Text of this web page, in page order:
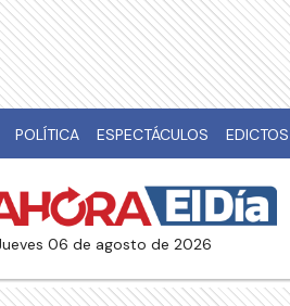
POLÍTICA ESPECTÁCULOS EDICTOS
jueves 06 de agosto de 2026